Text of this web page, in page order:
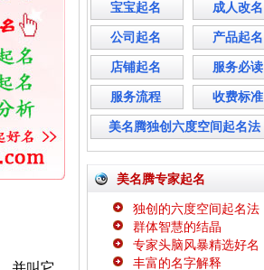
宝宝起名 成人改名
公司起名 产品起名
店铺起名 服务必读
服务流程 收费标准
美名腾独创六度空间起名法
美名腾专家起名
独创的六度空间起名法
群体智慧的结晶
专家头脑风暴精选好名
丰富的名字解释